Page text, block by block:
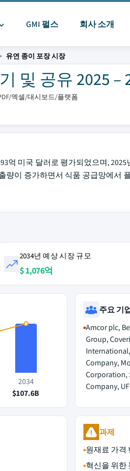
GMI 펄스 회사 소개
유연 종이 포장 시장
및 공유 2025 –
엑셀/대시보드/플랫폼
억 미국 달러로 평가되었으며,
량이 증가하면서 식품 공급망에서
2034년 예상 시장 규모
$ 1,076억
2034
$107.6B
주요 기
Amcor plc,
Group,
Company,
Corporation,
Company,
과제
원재료 가격
혁신을 위한